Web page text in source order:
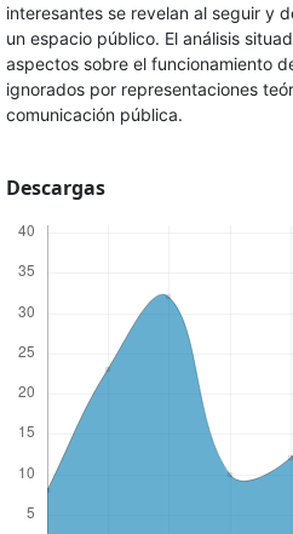
interesantes se revelan al seguir y
un espacio público. El análisis
aspectos sobre el funcionamiento
ignorados por representaciones
comunicación pública.
Descargas